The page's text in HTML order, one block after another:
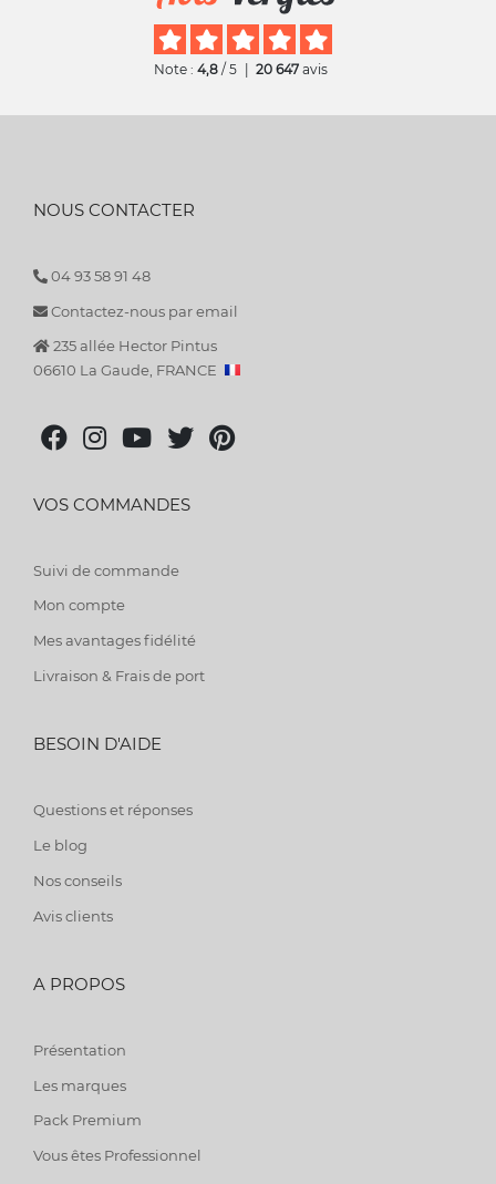
Note : 4,8 / 5 20 647 avis
NOUS CONTACTER
04 93 58 91 48
Contactez-nous par email
235 allée Hector Pintus
06610 La Gaude, FRANCE
VOS COMMANDES
Suivi de commande
Mon compte
Mes avantages fidélité
Livraison & Frais de port
BESOIN D'AIDE
Questions et réponses
Le blog
Nos conseils
Avis clients
A PROPOS
Présentation
Les marques
Pack Premium
Vous êtes Professionnel